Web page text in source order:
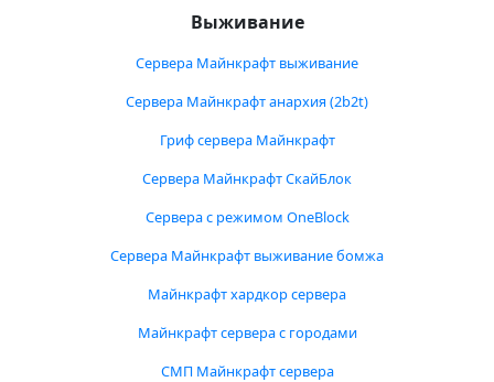
Выживание
Сервера Майнкрафт выживание
Сервера Майнкрафт анархия (2b2t)
Гриф сервера Майнкрафт
Сервера Майнкрафт СкайБлок
Сервера с режимом OneBlock
Сервера Майнкрафт выживание бомжа
Майнкрафт хардкор сервера
Майнкрафт сервера с городами
СМП Майнкрафт сервера